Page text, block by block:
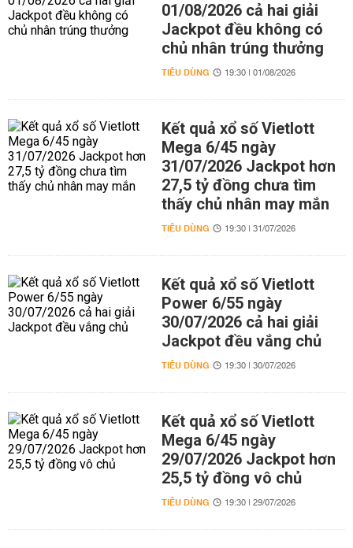
01/08/2026 cả hai giải
Jackpot đều không có
chủ nhân trúng thưởng
TIÊU DÙNG 19:30 | 01/08/2026
Kết quả xổ số Vietlott
Mega 6/45 ngày
31/07/2026 Jackpot hơn
27,5 tỷ đồng chưa tìm
thấy chủ nhân may mắn
TIÊU DÙNG 19:30 | 31/07/2026
Kết quả xổ số Vietlott
Power 6/55 ngày
30/07/2026 cả hai giải
Jackpot đều vắng chủ
TIÊU DÙNG 19:30 | 30/07/2026
Kết quả xổ số Vietlott
Mega 6/45 ngày
29/07/2026 Jackpot hơn
25,5 tỷ đồng vô chủ
TIÊU DÙNG 19:30 | 29/07/2026